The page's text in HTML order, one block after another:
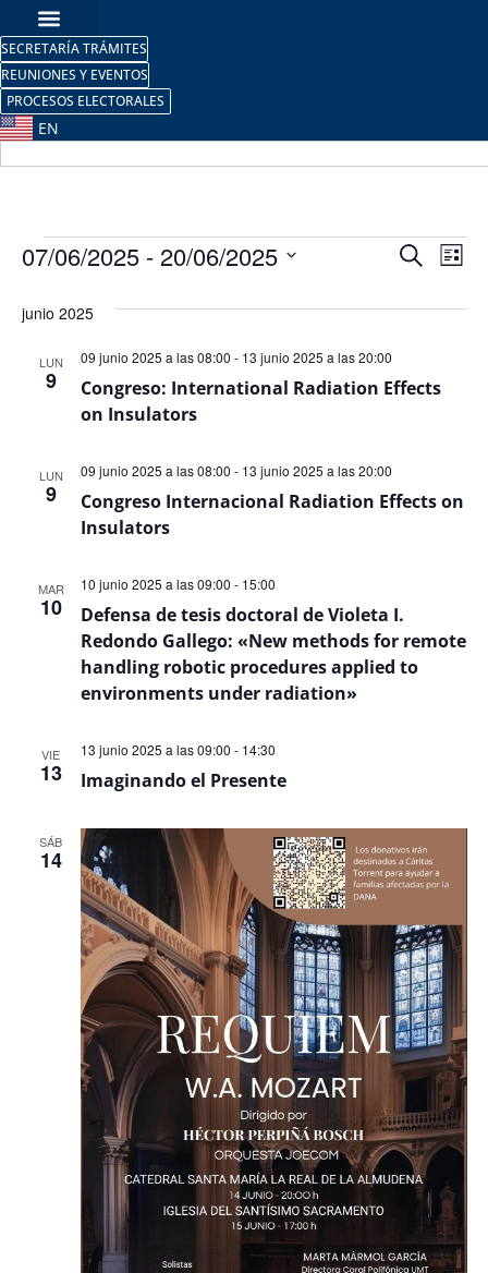
SECRETARÍA TRÁMITES
REUNIONES Y EVENTOS
PROCESOS ELECTORALES
EN
de
y
BuscarLista
07/06/2025 - 20/06/2025
fecha.
junio 2025
LUN
9
Congreso: International Radiation Effects
on Insulators
09 junio 2025 a las 08:00 - 13 junio 2025 a las 20:00
LUN
9
Congreso Internacional Radiation Effects on
Insulators
09 junio 2025 a las 08:00 - 13 junio 2025 a las 20:00
MAR
10
Defensa de tesis doctoral de Violeta I.
Redondo Gallego: «New methods for remote
handling robotic procedures applied to
environments under radiation»
10 junio 2025 a las 09:00 - 15:00
VIE
13 Imaginando el Presente
13 junio 2025 a las 09:00 - 14:30
SÁB
14